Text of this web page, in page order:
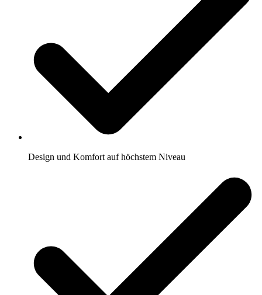
Design und Komfort auf höchstem Niveau